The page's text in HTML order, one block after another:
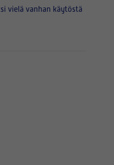
vielä vanhan käytöstä